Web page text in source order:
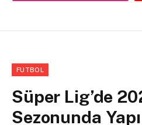
FUTBOL
Süper Lig’de
Sezonunda